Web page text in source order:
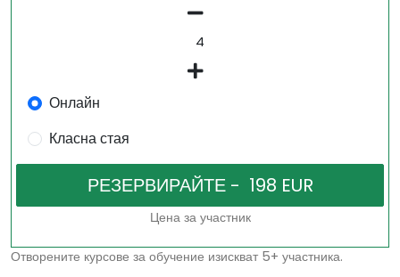
Онлайн
Класна стая
Цена за участник
Отворените курсове за обучение изискват 5+ участника.